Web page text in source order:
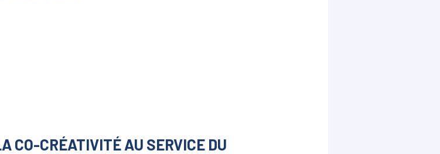
CO-CRÉATIVITÉ AU SERVICE DU